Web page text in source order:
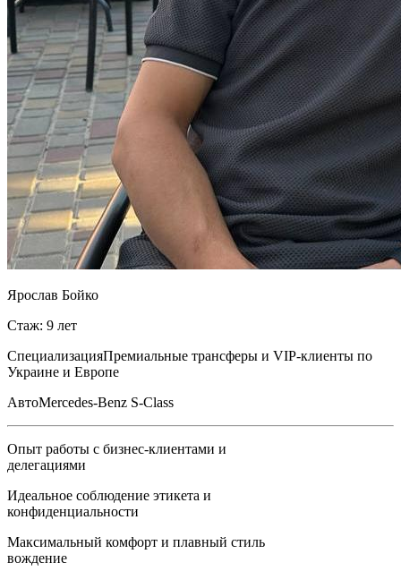
Ярослав Бойко
Стаж: 9 лет
СпециализацияПремиальные трансферы и VIP-клиенты по
Украине и Европе
АвтоMercedes-Benz S-Class
Опыт работы с бизнес-клиентами и
делегациями
Идеальное соблюдение этикета и
конфиденциальности
Максимальный комфорт и плавный стиль
вождение